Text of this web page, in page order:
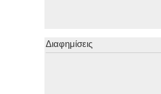
Διαφημίσεις